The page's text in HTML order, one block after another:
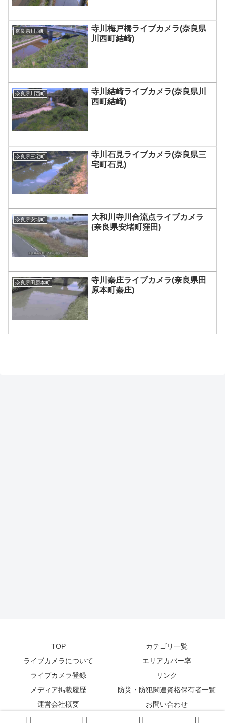
奈良県川西町
寺川梅戸橋ライブカメラ(奈良県
川西町結崎)
奈良県川西町
寺川結崎ライブカメラ(奈良県川
西町結崎)
奈良県三宅町
寺川石見ライブカメラ(奈良県三
宅町石見)
奈良県安堵町
大和川寺川合流点ライブカメラ
(奈良県安堵町窪田)
奈良県田原本町
寺川秦庄ライブカメラ(奈良県田
原本町秦庄)
TOP
カテゴリ一覧
ライブカメラについて
エリアカバー率
ライブカメラ登録
リンク
メディア掲載履歴
防災・防犯関連資格保有者一覧
運営会社概要
お問い合わせ